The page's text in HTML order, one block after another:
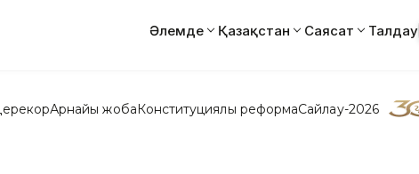
Әлемде Қазақстан Саясат Талдау
Арнайы жобаКонституциялық реформаСайлау-2026